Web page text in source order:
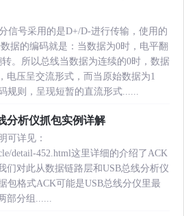
信号采用的是D+/D-进行传输，使用的
据的编码就是：当数据为0时，电平翻
。所以总线当数据为连续的0时，数据
电压呈交流形式，而当原始数据为1
规则，呈现短暂的直流形式......
分析仪抓包实例详解
可详见：
detail-452.html这里详细的介绍了ACK
们对此从数据链路层和USB总线分析仪
包格式ACK可能是USB总线分仪里最
部分组......